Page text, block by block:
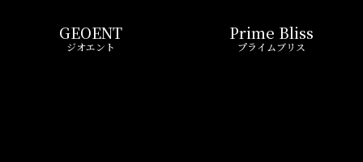
GEOENT
ジオエント
Prime Bliss
プライムブリス